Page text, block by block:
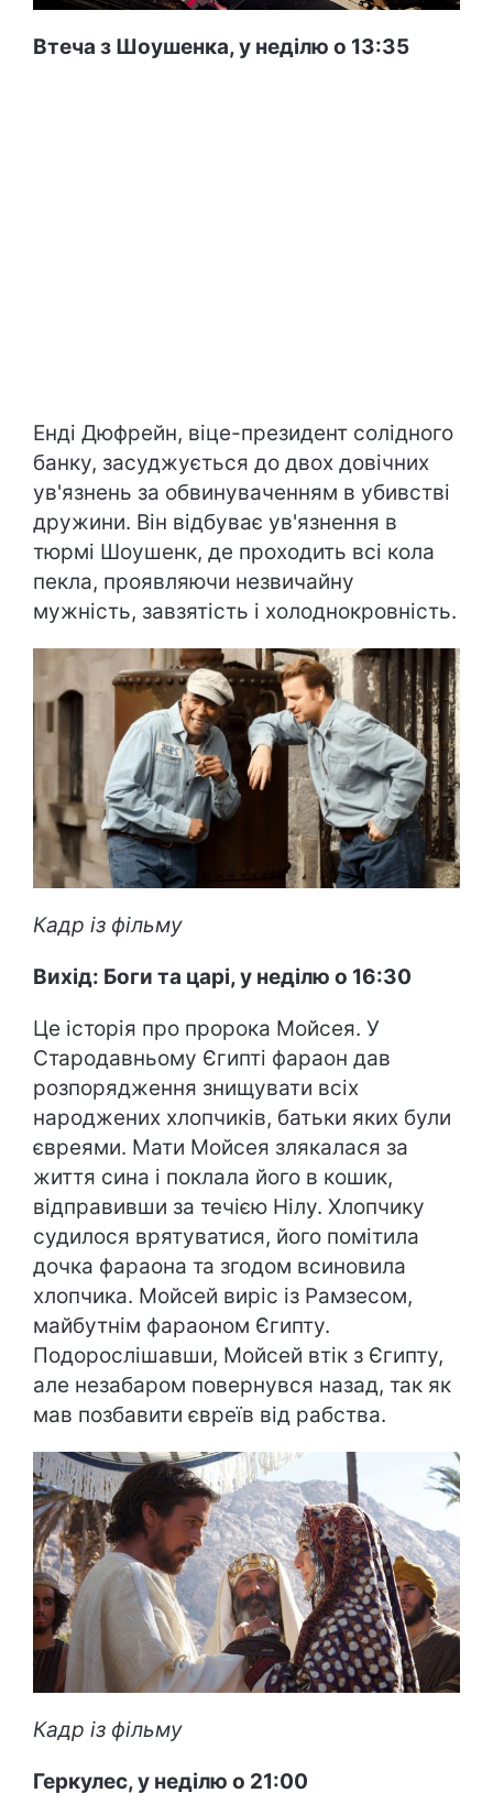
Втеча з Шоушенка, у неділю о 13:35
Енді Дюфрейн, віце-президент солідного
банку, засуджується до двох довічних
ув'язнень за обвинуваченням в убивстві
дружини. Він відбуває ув'язнення в
тюрмі Шоушенк, де проходить всі кола
пекла, проявляючи незвичайну
мужність, завзятість і холоднокровність.
Кадр із фільму
Вихід: Боги та царі, у неділю о 16:30
Це історія про пророка Мойсея. У
Стародавньому Єгипті фараон дав
розпорядження знищувати всіх
народжених хлопчиків, батьки яких були
євреями. Мати Мойсея злякалася за
життя сина і поклала його в кошик,
відправивши за течією Нілу. Хлопчику
судилося врятуватися, його помітила
дочка фараона та згодом всиновила
хлопчика. Мойсей виріс із Рамзесом,
майбутнім фараоном Єгипту.
Подорослішавши, Мойсей втік з Єгипту,
але незабаром повернувся назад, так як
мав позбавити євреїв від рабства.
Кадр із фільму
Геркулес, у неділю о 21:00